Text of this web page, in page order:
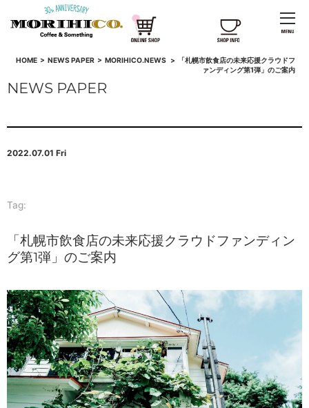
HOME> NEWS PAPER> MORIHICO.NEWS >
「札幌市飲食店の未来応援クラウドフ
ァンディング第1弾」のご案内
NEWS PAPER
2022.07.01 Fri
Tag:
「札幌市飲食店の未来応援クラウドファンディン
グ第1弾」のご案内